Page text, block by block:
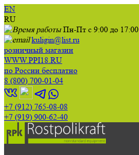
EN
RU
Пн-Пт с 9:00 до 17:00
kuligin@list.ru
розничный магазин
WWW.PPI18.RU
по России бесплатно
8 (800) 700-01-04
+7 (912) 765-08-08
+7 (919) 900-62-40